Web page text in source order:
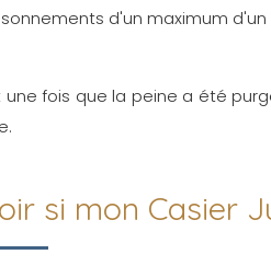
d'un maximum
fois que la peine a été
si mon Casier